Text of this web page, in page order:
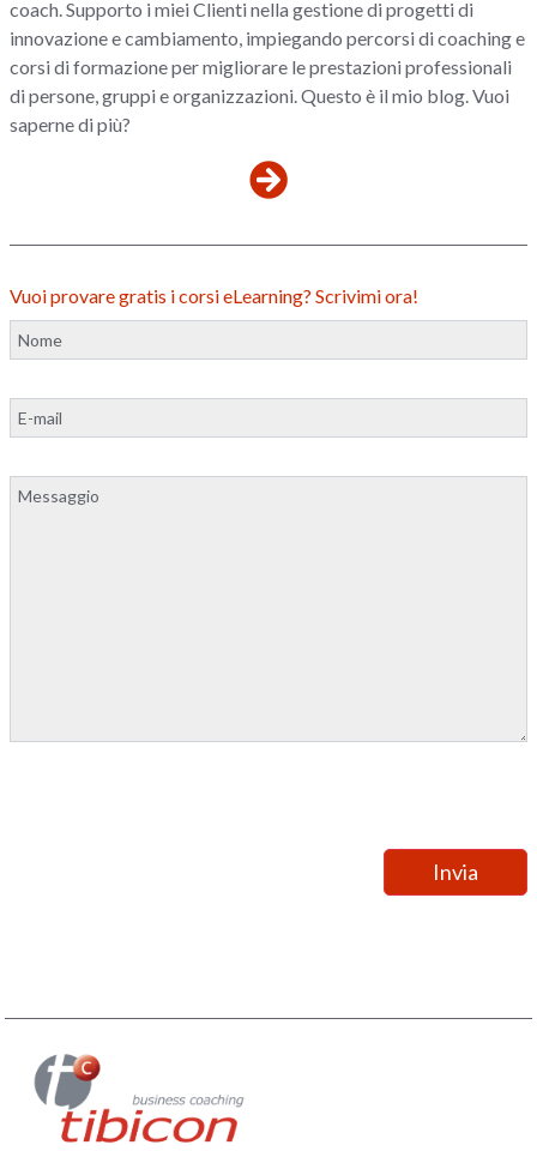
coach. Supporto i miei Clienti nella gestione di progetti di
innovazione e cambiamento, impiegando percorsi di coaching e
corsi di formazione per migliorare le prestazioni professionali
di persone, gruppi e organizzazioni. Questo è il mio blog. Vuoi
saperne di più?
Vuoi provare gratis i corsi eLearning? Scrivimi ora!